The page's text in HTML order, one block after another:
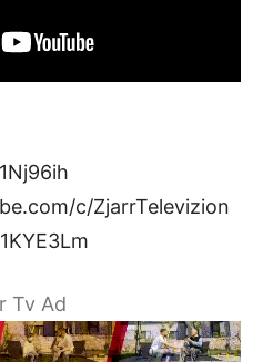
c/ZjarrTelevizion
Tv Ad